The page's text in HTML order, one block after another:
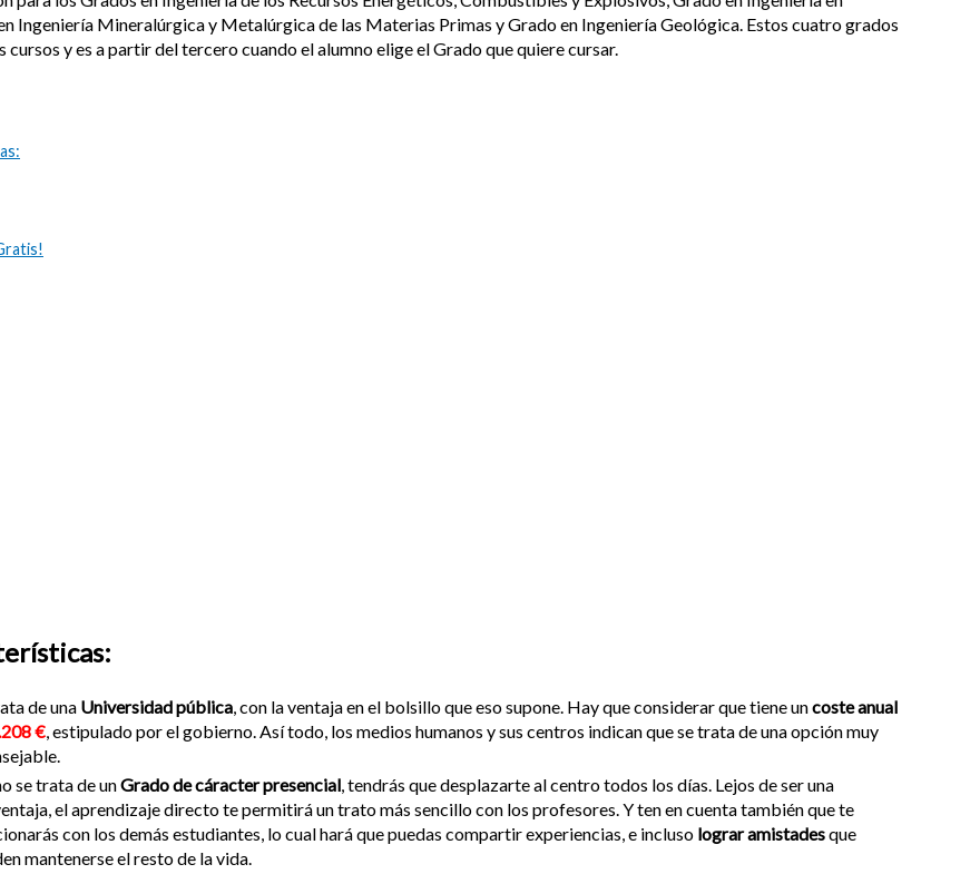
Ingeniería Mineralúrgica y Metalúrgica de las Materias Primas y Grado en Ingeniería Geológica. Estos cuatro grados
y es a partir del tercero cuando el alumno elige el Grado que quiere cursar.
de una Universidad pública , con la ventaja en el bolsillo que eso supone. Hay que considerar que tiene uncoste anual
€ , estipulado por el gobierno. Así todo, los medios humanos y sus centros indican que se trata de una opción muy
se trata de unGrado de cáracter presencial , tendrás que desplazarte al centro todos los días. Lejos de ser una
el aprendizaje directo te permitirá un trato más sencillo con los profesores. Y ten en cuenta también que te
con los demás estudiantes, lo cual hará que puedas compartir experiencias, e incluso lograr amistadesque
mantenerse el resto de la vida.